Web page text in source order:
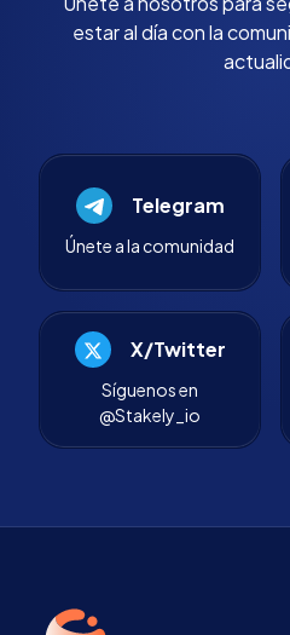
estar al día con la
Telegram
Únete a la comunidad
X/Twitter
Síguenos en
@Stakely_io